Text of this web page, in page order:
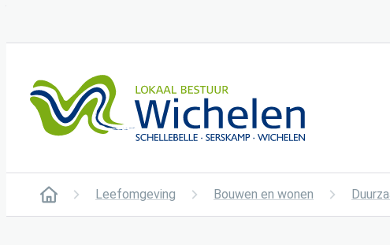
Wichelen
Startpagina
Leefomgeving Bouwen en wonen